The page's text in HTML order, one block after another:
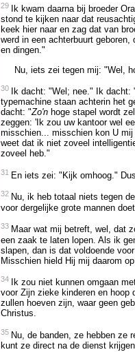
29
Ik kwam daarna bij broeder
stond te kijken naar dat
keek hier naar en zag dat van
werd in een achterbuurt
en dingen."
Nu, iets zei tegen mij: "Wel,
30
Ik dacht: "Wel; nee." Ik
typemachine staan achterin het
dacht: "Zo'n hoge stapel wordt
zeggen: 'Ik zou uw kantoor wel
misschien... misschien kon U
weet dat ik niet zoveel
zoveel heb."
31 En iets zei: "Kijk omhoog."
32 Nu, ik heb totaal niets tegen
voor dergelijke grote mannen doet.
33 Maar wat mij betreft, wel, dat
een zaak te laten lopen. Als ik
slapen, dan is dat voldoende
Misschien hield Hij mij daarom
34
Ik zou niet kunnen omgaan
voor Zijn zieke kinderen en hoop
zullen hoeven zijn, waar geen
Christus.
35 Nu, de banden, ze hebben ze
kunt ze direct na de dienst